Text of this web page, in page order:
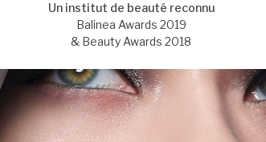
Un institut de beauté reconnu
Balinea Awards 2019
& Beauty Awards 2018